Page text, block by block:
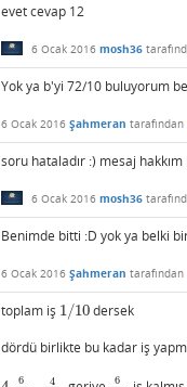
evet cevap 12
6 Ocak 2016 mosh36
Yok ya b'yi 72/10 buluyorum
6 Ocak 2016 Şahmeran tarafından
soru hataladır :) mesaj
6 Ocak 2016 mosh36
Benimde bitti :D yok ya belki
6 Ocak 2016 Şahmeran tarafından
toplam iş 1/10
1/10 dersek
dördü birlikte bu kadar iş
6
4
6